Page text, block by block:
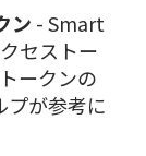
ン - Smart
セストー
ークンの
が参考に